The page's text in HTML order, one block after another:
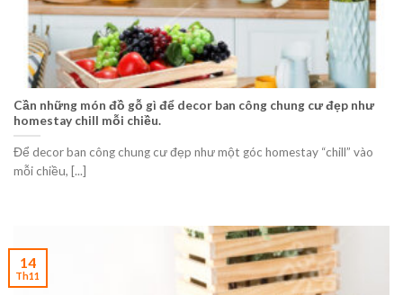
Cần những món đồ gỗ gì để decor ban công chung cư đẹp như
homestay chill mỗi chiều.
Để decor ban công chung cư đẹp như một góc homestay “chill” vào
mỗi chiều, [...]
14
Th11